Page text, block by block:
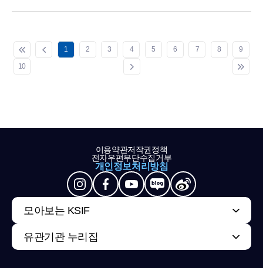
1 2 3 4 5 6 7 8 9
10
이용약관저작권정책
전자우편무단수집거부
개인정보처리방침
모아보는 KSIF
유관기관 누리집